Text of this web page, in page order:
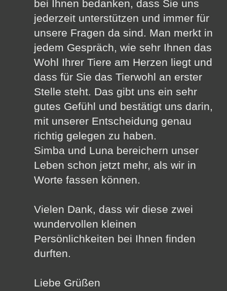
bei Ihnen bedanken, dass Sie uns
jederzeit unterstützen und immer für
unsere Fragen da sind. Man merkt in
jedem Gespräch, wie sehr Ihnen das
Wohl Ihrer Tiere am Herzen liegt und
dass für Sie das Tierwohl an erster
Stelle steht. Das gibt uns ein sehr
gutes Gefühl und bestätigt uns darin,
mit unserer Entscheidung genau
richtig gelegen zu haben.
Simba und Luna bereichern unser
Leben schon jetzt mehr, als wir in
Worte fassen können.
Vielen Dank, dass wir diese zwei
wundervollen kleinen
Persönlichkeiten bei Ihnen finden
durften.
Liebe Grüßen